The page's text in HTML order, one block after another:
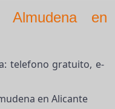
Almudena en
telefono gratuito, e-
en Alicante